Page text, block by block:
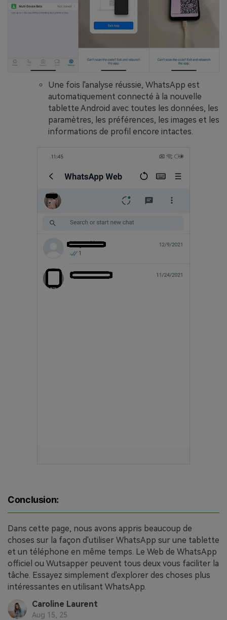
Une fois l'analyse réussie, WhatsApp est
automatiquement connecté à la nouvelle
tablette Android avec toutes les données, les
paramètres, les préférences, les images et les
informations de profil encore intactes.
Conclusion:
Dans cette page, nous avons appris beaucoup de
choses sur la façon d'utiliser WhatsApp sur une tablette
et un téléphone en même temps. Le Web de WhatsApp
officiel ou Wutsapper peuvent tous deux vous faciliter la
tâche. Essayez simplement d'explorer des choses plus
intéressantes en utilisant WhatsApp.
Caroline Laurent
Aug 15, 25